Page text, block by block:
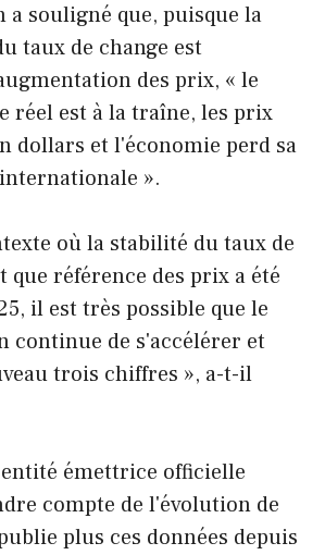
souligné que, puisque la
taux de change est
des prix, « le
réel est à la traîne, les prix
dollars et l'économie perd sa
».
où la stabilité du taux de
que référence des prix a été
il est très possible que le
continue de s'accélérer et
trois chiffres », a-t-il
entité émettrice officielle
compte de l'évolution de
plus ces données depuis